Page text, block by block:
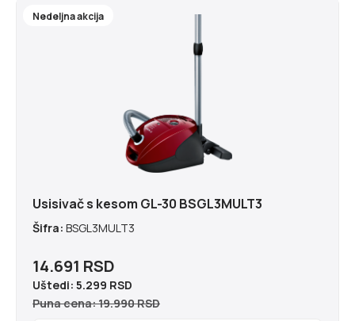
Nedeljna akcija
Usisivač s kesom GL-30 BSGL3MULT3
Šifra: BSGL3MULT3
14.691 RSD
Uštedi: 5.299 RSD
Puna cena: 19.990 RSD